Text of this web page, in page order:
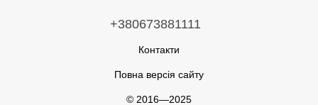
+380673881111
Контакти
Повна версія сайту
© 2016—2025